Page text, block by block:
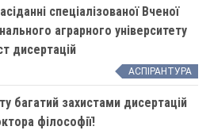
спеціалізованої Вченої
аграрного університету
дисертацій
АСПІРАНТУРА
багатий захистами дисертацій
філософії!